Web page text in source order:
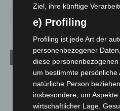
Aktuelle Beiträge
Hannover: Erste Tigermücken-
entdeckt
7. August 2026
Ziel, ihre künftige
e) Profiling
Profiling ist jede Art der
personenbezogener
diese
um bestimmte
natürliche Person
insbesondere, um
wirtschaftlicher Lage,